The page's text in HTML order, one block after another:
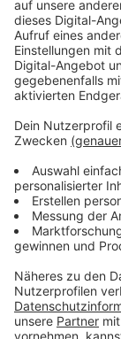
eine erste
helfen
Sachspenden
Malteser, weil
seien
Hilfseinsatz
zu anderen
Anzeige